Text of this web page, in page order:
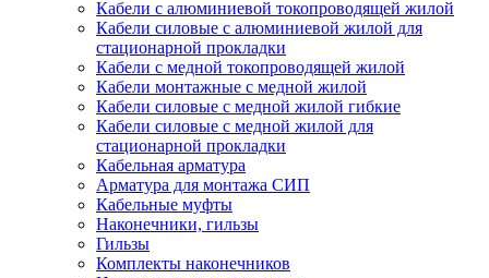
Кабели с алюминиевой токопроводящей жилой
Кабели силовые с алюминиевой жилой для
стационарной прокладки
Кабели с медной токопроводящей жилой
Кабели монтажные с медной жилой
Кабели силовые с медной жилой гибкие
Кабели силовые с медной жилой для
стационарной прокладки
Кабельная арматура
Арматура для монтажа СИП
Кабельные муфты
Наконечники, гильзы
Гильзы
Комплекты наконечников